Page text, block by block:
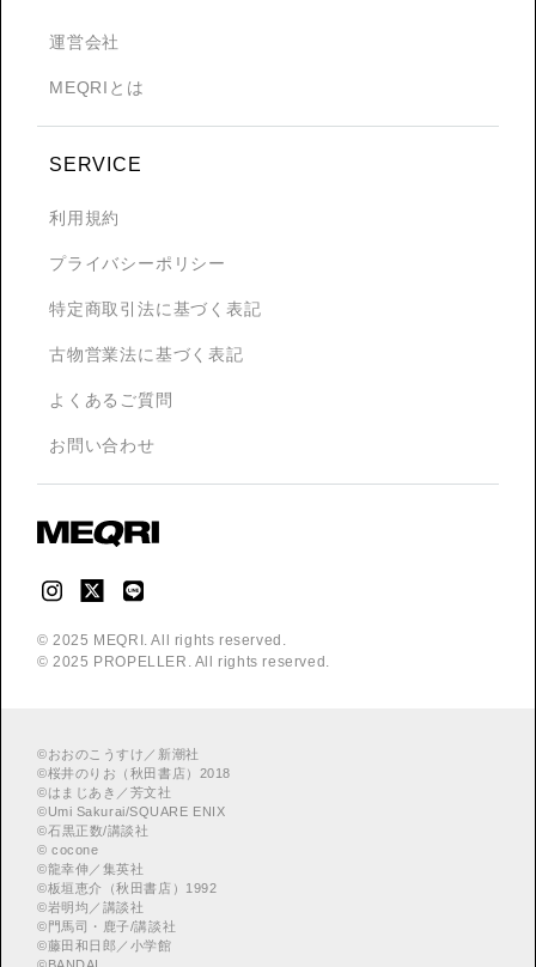
© 2025 MEQRI. All rights reserved.
© 2025 PROPELLER. All rights reserved.
運営会社
MEQRIとは
SERVICE
利用規約
プライバシーポリシー
特定商取引法に基づく表記
古物営業法に基づく表記
よくあるご質問
お問い合わせ
©おおのこうすけ／新潮社
©桜井のりお（秋田書店）2018
©はまじあき／芳文社
©Umi Sakurai/SQUARE ENIX
©︎石黒正数/講談社
© cocone
©龍幸伸／集英社
©板垣恵介（秋田書店）1992
©岩明均／講談社
©門馬司・鹿子/講談社
©藤田和日郎／小学館